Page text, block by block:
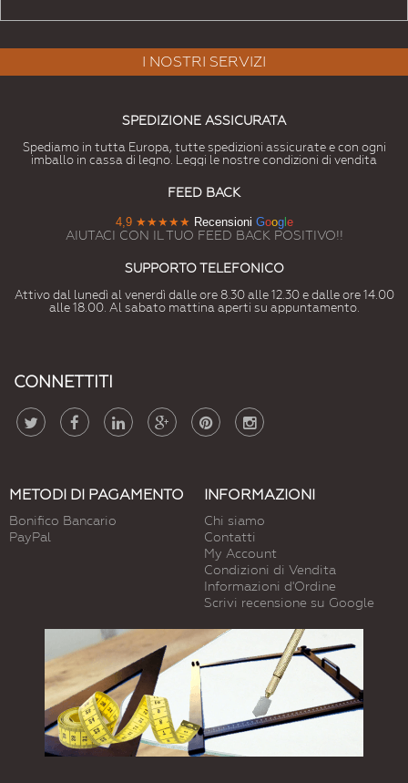
I NOSTRI SERVIZI
SPEDIZIONE ASSICURATA
Spediamo in tutta Europa, tutte spedizioni assicurate e con ogni
imballo in cassa di legno. Leggi le nostre condizioni di vendita
FEED BACK
4,9 ★★★★★ Recensioni Googl e
AIUTACI CON IL TUO FEED BACK POSITIVO!!
SUPPORTO TELEFONICO
Attivo dal lunedì al venerdì dalle ore 8.30 alle 12.30 e dalle ore 14.00
alle 18.00. Al sabato mattina aperti su appuntamento.
CONNETTITI
METODI DI PAGAMENTO
Bonifico Bancario
PayPal
INFORMAZIONI
Chi siamo
Contatti
My Account
Condizioni di Vendita
Informazioni d'Ordine
Scrivi recensione su Google